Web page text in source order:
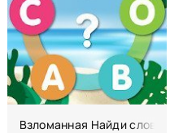
Взломанная Найди слова